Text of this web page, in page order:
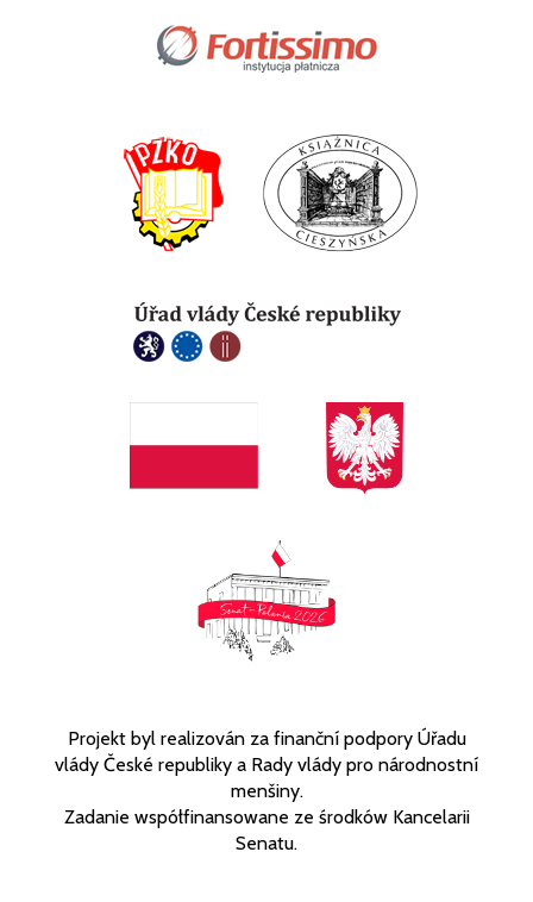
Projekt byl realizován za finanční podpory Úřadu
vlády České republiky a Rady vlády pro národnostní
menšiny.
Zadanie współfinansowane ze środków Kancelarii
Senatu.